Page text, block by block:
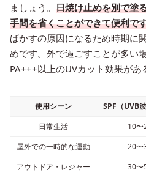
ましょう。 日焼け止めを別で塗
手間を省くことができて便利で
ばかすの原因になるため時期に
めです。外で過ごすことが多い
PA+++以上のUVカット効果があ
使用シーン SPF（UVB
日常生活
10〜
屋外での一時的な運動
20〜
アウトドア・レジャー
30〜